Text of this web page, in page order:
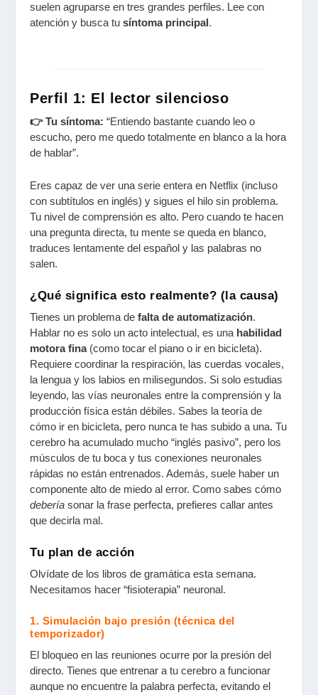
suelen agruparse en tres grandes perfiles. Lee con
atención y busca tusíntoma principal.
Perfil 1: El lector silencioso
👉 Tu síntoma: “Entiendo bastante cuando leo o
escucho, pero me quedo totalmente en blanco a la hora
de hablar”.
Eres capaz de ver una serie entera en Netflix (incluso
con subtítulos en inglés) y sigues el hilo sin problema.
Tu nivel de comprensión es alto. Pero cuando te hacen
una pregunta directa, tu mente se queda en blanco,
traduces lentamente del español y las palabras no
salen.
¿Qué significa esto realmente? (la causa)
Tienes un problema defalta de automatización.
Hablar no es solo un acto intelectual, es una habilidad
motora fina(como tocar el piano o ir en bicicleta).
Requiere coordinar la respiración, las cuerdas vocales,
la lengua y los labios en milisegundos. Si solo estudias
leyendo, las vías neuronales entre la comprensión y la
producción física están débiles. Sabes la teoría de
cómo ir en bicicleta, pero nunca te has subido a una. Tu
cerebro ha acumulado mucho “inglés pasivo”, pero los
músculos de tu boca y tus conexiones neuronales
rápidas no están entrenados. Además, suele haber un
componente alto de miedo al error. Como sabes cómo
debería sonar la frase perfecta, prefieres callar antes
que decirla mal.
Tu plan de acción
Olvídate de los libros de gramática esta semana.
Necesitamos hacer “fisioterapia” neuronal.
1. Simulación bajo presión (técnica del
temporizador)
El bloqueo en las reuniones ocurre por la presión del
directo. Tienes que entrenar a tu cerebro a funcionar
aunque no encuentre la palabra perfecta, evitando el